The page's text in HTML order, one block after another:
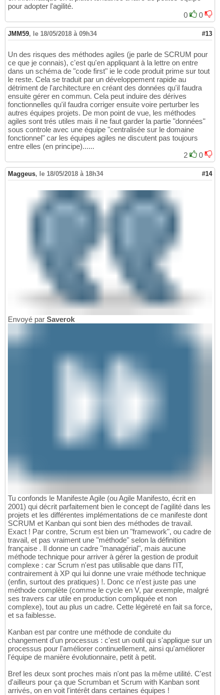
pour adopter l'agilité.
0
0
JMM59, le 18/05/2018 à 09h34 #13
Un des risques des méthodes agiles (je parle de SCRUM pour
ce que je connais), c'est qu'en appliquant à la lettre on entre
dans un schéma de "code first" ie le code produit prime sur tout
le reste. Cela se traduit par un développement rapide au
détriment de l'architecture en créant des données qu'il faudra
ensuite gérer en commun. Cela peut induire des dérives
fonctionnelles qu'il faudra corriger ensuite voire perturber les
autres équipes projets. De mon point de vue, les méthodes
agiles sont trés utiles mais il ne faut garder la partie "données"
sous controle avec une équipe "centralisée sur le domaine
fonctionnel" car les équipes agiles ne discutent pas toujours
entre elles (en principe)......
2
0
Maggeus, le 18/05/2018 à 18h34 #14
Envoyé par Saverok
Tu confonds le Manifeste Agile (ou Agile Manifesto, écrit en
2001) qui décrit parfaitement bien le concept de l'agilité dans les
projets et les différentes implémentations de ce manifeste dont
SCRUM et Kanban qui sont bien des méthodes de travail.
Exact ! Par contre, Scrum est bien un "framework", ou cadre de
travail, et pas vraiment une "méthode" selon la définition
française . Il donne un cadre "managérial", mais aucune
méthode technique pour arriver à gérer la gestion de produit
complexe : car Scrum n'est pas utilisable que dans l'IT,
contrairement à XP qui lui donne une vraie méthode technique
(enfin, surtout des pratiques) !. Donc ce n'est juste pas une
méthode complète (comme le cycle en V, par exemple, malgré
ses travers car utile en production compliquée et non
complexe), tout au plus un cadre. Cette légèreté en fait sa force,
et sa faiblesse.
Kanban est par contre une méthode de conduite du
changement d'un processus : c'est un outil qui s'applique sur un
processus pour l'améliorer continuellement, ainsi qu'améliorer
l'équipe de manière évolutionnaire, petit à petit.
Bref les deux sont proches mais n'ont pas la même utilité. C'est
d'ailleurs pour ça que Scrumban et Scrum with Kanban sont
arrivés, on en voit l'intérêt dans certaines équipes !